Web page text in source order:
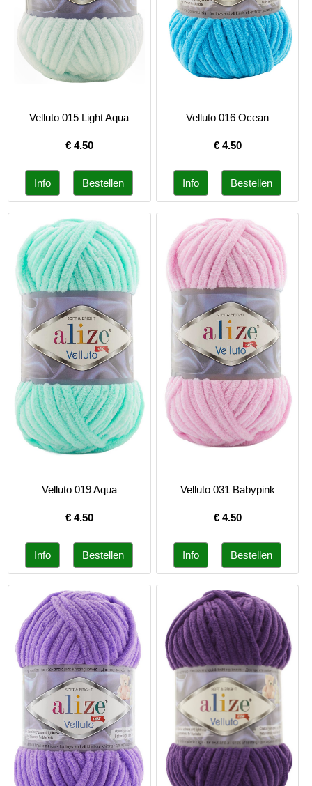
Velluto 015 Light Aqua
€ 4.50
Velluto 016 Ocean
€ 4.50
Velluto 019 Aqua
€ 4.50
Velluto 031 Babypink
€ 4.50